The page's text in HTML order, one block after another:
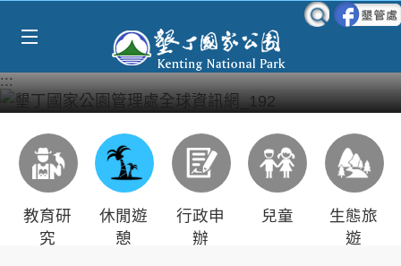
:::
教育研
究
休閒遊
憩
行政申
辦
兒童
生態旅
遊